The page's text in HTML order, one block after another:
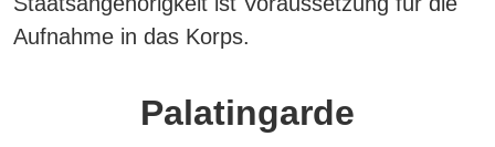
Aufnahme in das Korps.
Palatingarde